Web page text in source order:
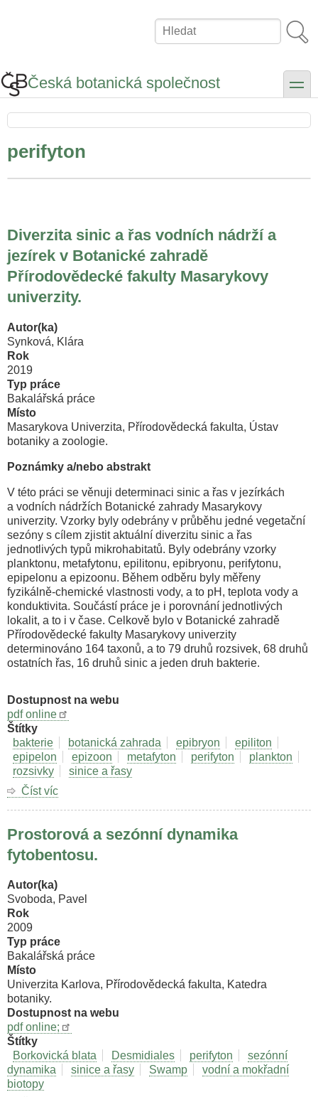
Hledat
Česká botanická společnost toggle
perifyton
Diverzita sinic a řas vodních nádrží a
jezírek v Botanické zahradě
Přírodovědecké fakulty Masarykovy
univerzity.
Autor(ka)
Synková, Klára
Rok
2019
Typ práce
Bakalářská práce
Místo
Masarykova Univerzita, Přírodovědecká fakulta, Ústav
botaniky a zoologie.
Poznámky a/nebo abstrakt
V této práci se věnuji determinaci sinic a řas v jezírkách
a vodních nádržích Botanické zahrady Masarykovy
univerzity. Vzorky byly odebrány v průběhu jedné vegetační
sezóny s cílem zjistit aktuální diverzitu sinic a řas
jednotlivých typů mikrohabitatů. Byly odebrány vzorky
planktonu, metafytonu, epilitonu, epibryonu, perifytonu,
epipelonu a epizoonu. Během odběru byly měřeny
fyzikálně-chemické vlastnosti vody, a to pH, teplota vody a
konduktivita. Součástí práce je i porovnání jednotlivých
lokalit, a to i v čase. Celkově bylo v Botanické zahradě
Přírodovědecké fakulty Masarykovy univerzity
determinováno 164 taxonů, a to 79 druhů rozsivek, 68 druhů
ostatních řas, 16 druhů sinic a jeden druh bakterie.
Dostupnost na webu
pdf online
Štítky
bakterie
botanická zahrada epibryon
epiliton
epipelon
epizoon metafyton perifyton
plankton
rozsivky
sinice a řasy
Číst víc
a
řas
vodních
jezírek
zahradě
Přírodovědecké
Masarykovy
Prostorová a sezónní dynamika
fytobentosu.
Autor(ka)
Svoboda, Pavel
Rok
2009
Typ práce
Bakalářská práce
Místo
Univerzita Karlova, Přírodovědecká fakulta, Katedra
botaniky.
Dostupnost na webu
pdf online;
Štítky
Borkovická blata
Desmidiales perifyton
sezónní
dynamika
sinice a řasy Swamp
vodní a mokřadní
biotopy